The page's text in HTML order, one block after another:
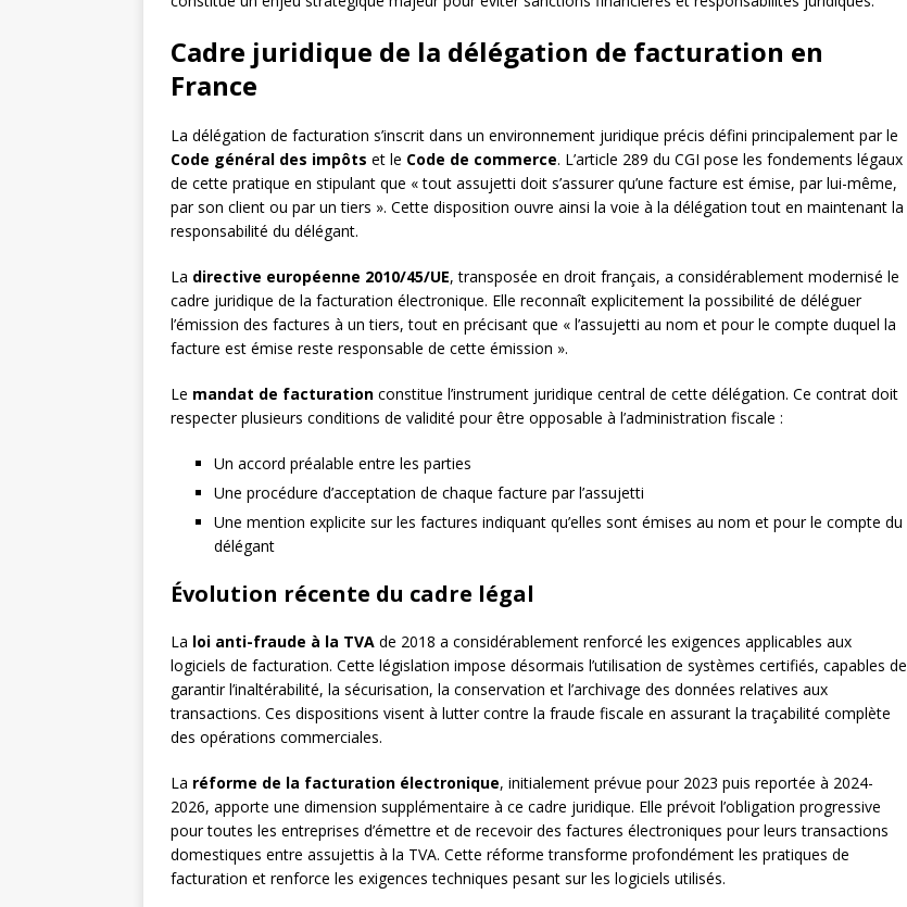
Cadre juridique de la délégation de facturation en
France
La délégation de facturation s’inscrit dans un environnement juridique précis défini principalement par le
Code général des impôts et le Code de commerce. L’article 289 du CGI pose les fondements légaux
de cette pratique en stipulant que « tout assujetti doit s’assurer qu’une facture est émise, par lui-même,
par son client ou par un tiers ». Cette disposition ouvre ainsi la voie à la délégation tout en maintenant la
responsabilité du délégant.
La directive européenne 2010/45/UE, transposée en droit français, a considérablement modernisé le
cadre juridique de la facturation électronique. Elle reconnaît explicitement la possibilité de déléguer
l’émission des factures à un tiers, tout en précisant que « l’assujetti au nom et pour le compte duquel la
facture est émise reste responsable de cette émission ».
Le mandat de facturation constitue l’instrument juridique central de cette délégation. Ce contrat doit
respecter plusieurs conditions de validité pour être opposable à l’administration fiscale :
Un accord préalable entre les parties
Une procédure d’acceptation de chaque facture par l’assujetti
Une mention explicite sur les factures indiquant qu’elles sont émises au nom et pour le compte du
délégant
Évolution récente du cadre légal
La loi anti-fraude à la TVA de 2018 a considérablement renforcé les exigences applicables aux
logiciels de facturation. Cette législation impose désormais l’utilisation de systèmes certifiés, capables de
garantir l’inaltérabilité, la sécurisation, la conservation et l’archivage des données relatives aux
transactions. Ces dispositions visent à lutter contre la fraude fiscale en assurant la traçabilité complète
des opérations commerciales.
La réforme de la facturation électronique, initialement prévue pour 2023 puis reportée à 2024-
2026, apporte une dimension supplémentaire à ce cadre juridique. Elle prévoit l’obligation progressive
pour toutes les entreprises d’émettre et de recevoir des factures électroniques pour leurs transactions
domestiques entre assujettis à la TVA. Cette réforme transforme profondément les pratiques de
facturation et renforce les exigences techniques pesant sur les logiciels utilisés.